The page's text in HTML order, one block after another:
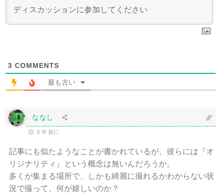
3 COMMENTS
最も古い
ななし
5 年 前に
記事にも似たようなことが書かれているが、彼らには『オ
リジナリティ』という概念は無いんだろうか。
多くが集まる場所で、しかも綺麗に撮れるかわからない状
況で撮って、何が嬉しいのか？